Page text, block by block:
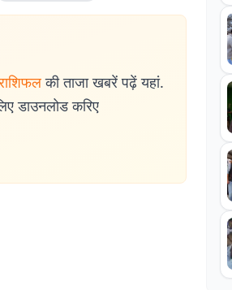
की ताजा खबरें पढ़ें यहां.
डाउनलोड करिए